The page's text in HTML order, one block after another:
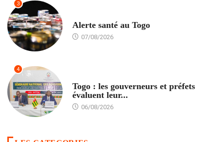
3
Alerte santé au Togo
07/08/2026
4
Togo : les gouverneurs et préfets
évaluent leur...
06/08/2026